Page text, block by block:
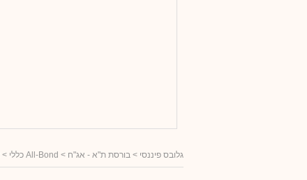
גלובס פיננסי > בורסת ת"א - אג"ח > All-Bond כללי >